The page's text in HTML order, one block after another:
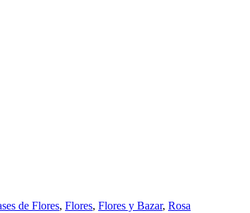
de Flores, Flores, Flores y Bazar, Rosa